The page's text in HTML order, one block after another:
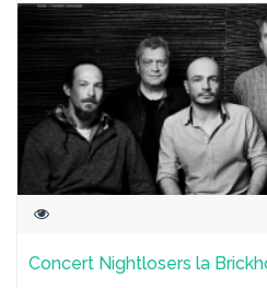
Concert Nightlosers la